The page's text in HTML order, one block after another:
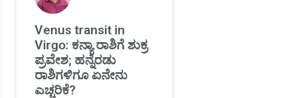
Venus transit in
Virgo: ಕನ್ಯಾ ರಾಶಿಗೆ ಶುಕ್ರ
ಪ್ರವೇಶ; ಹನ್ನೆರಡು
ರಾಶಿಗಳಿಗೂ ಏನೇನು
ಎಚ್ಚರಿಕೆ?